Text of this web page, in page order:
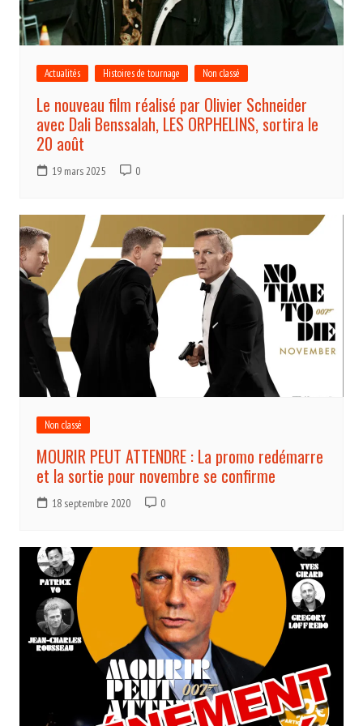
Actualités Histoires de tournage Non classé
Le nouveau film réalisé par Olivier Schneider
avec Dali Benssalah, LES ORPHELINS, sortira le
20 août
19 mars 2025 0
Non classé
MOURIR PEUT ATTENDRE : La promo redémarre
et la sortie pour novembre se confirme
18 septembre 2020 0